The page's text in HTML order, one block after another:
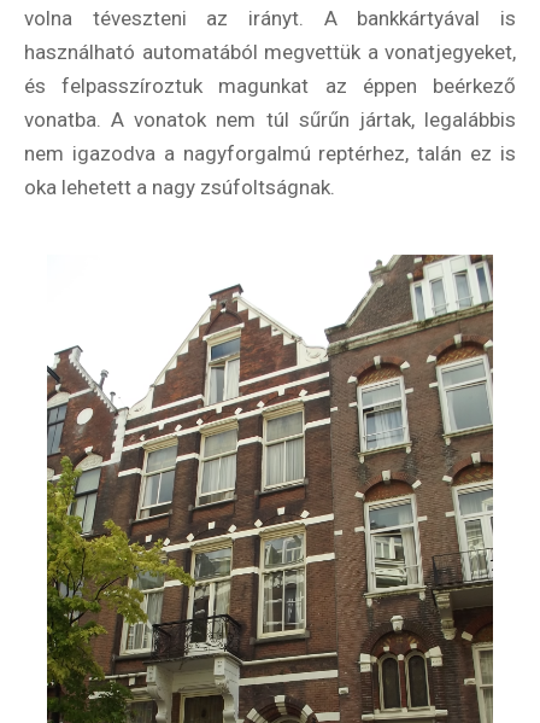
volna téveszteni az irányt. A bankkártyával is
használható automatából megvettük a vonatjegyeket,
és felpasszíroztuk magunkat az éppen beérkező
vonatba. A vonatok nem túl sűrűn jártak, legalábbis
nem igazodva a nagyforgalmú reptérhez, talán ez is
oka lehetett a nagy zsúfoltságnak.